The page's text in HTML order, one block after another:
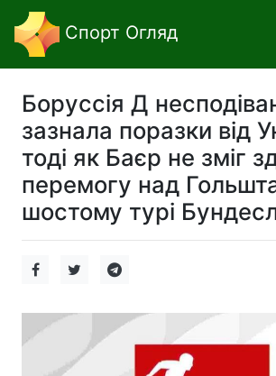
Спорт Огляд
Боруссія Д
зазнала поразки від
тоді як Баєр не зміг
перемогу над
шостому турі